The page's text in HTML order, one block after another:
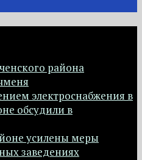
района
электроснабжения в
обсудили в
усилены меры
заведениях